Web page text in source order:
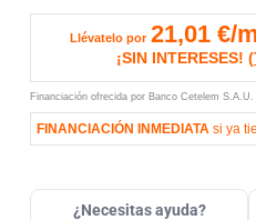
Llévatelo por 21,01 €/
¡SIN INTERESES! (
Financiación ofrecida por Banco Cetelem S.A.U.
FINANCIACIÓN INMEDIATA si ya
¿Necesitas ayuda?